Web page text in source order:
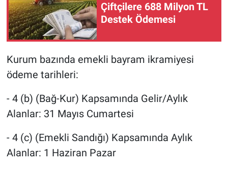
Çiftçilere 688 Milyon TL
Destek Ödemesi
Kurum bazında emekli bayram ikramiyesi
ödeme tarihleri:
- 4 (b) (Bağ-Kur) Kapsamında Gelir/Aylık
Alanlar: 31 Mayıs Cumartesi
- 4 (c) (Emekli Sandığı) Kapsamında Aylık
Alanlar: 1 Haziran Pazar